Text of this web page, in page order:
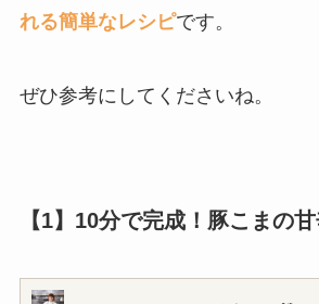
れる簡単なレシピです。
ぜひ参考にしてくださいね。
【1】10分で完成！豚こまの